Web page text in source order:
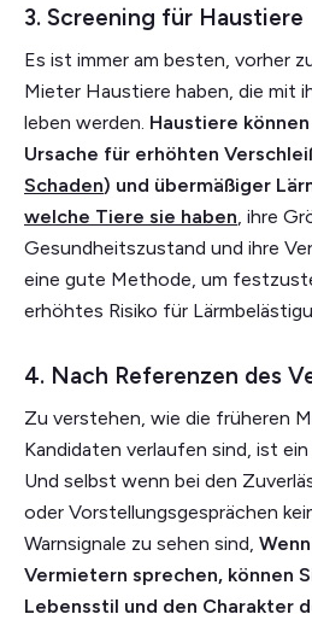
3. Screening für Haustiere
Es ist immer am besten, vorher
Mieter Haustiere haben, die mit
leben werden. Haustiere
Ursache für erhöhten
Schaden) und übermäßiger
welche Tiere sie haben, ihre
Gesundheitszustand und ihre
eine gute Methode, um
erhöhtes Risiko für
4. Nach Referenzen des
Zu verstehen, wie die früheren
Kandidaten verlaufen sind, ist
Und selbst wenn bei den
oder Vorstellungsgesprächen
Warnsignale zu sehen sind,
Vermietern sprechen, können
Lebensstil und den Charakter